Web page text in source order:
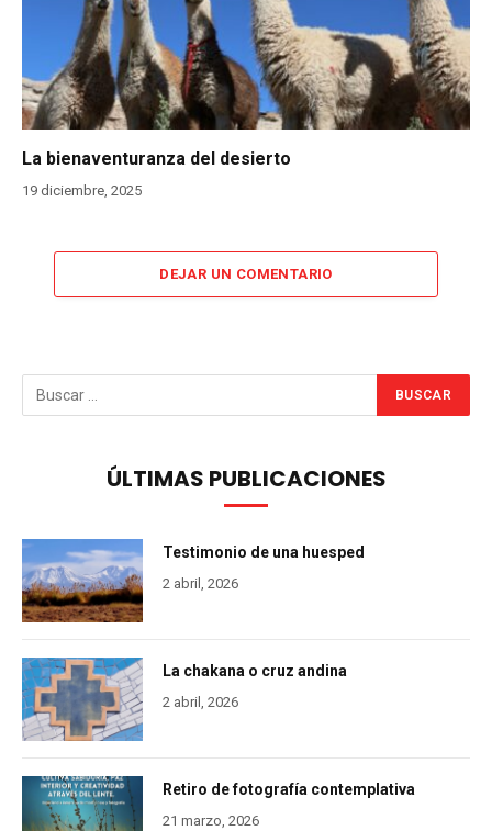
La bienaventuranza del desierto
19 diciembre, 2025
DEJAR UN COMENTARIO
ÚLTIMAS PUBLICACIONES
Testimonio de una huesped
2 abril, 2026
La chakana o cruz andina
2 abril, 2026
Retiro de fotografía contemplativa
21 marzo, 2026